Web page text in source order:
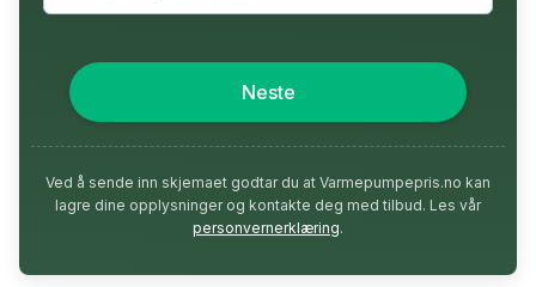
Neste
Ved å sende inn skjemaet godtar du at Varmepumpepris.no kan
lagre dine opplysninger og kontakte deg med tilbud. Les vår
personvernerklæring.